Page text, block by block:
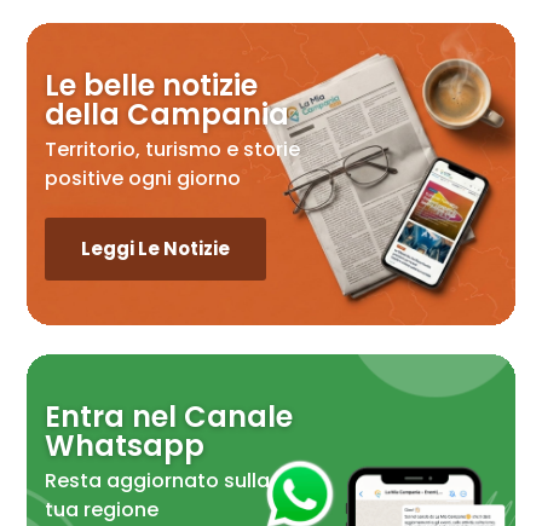
Le belle notizie
della Campania
Territorio, turismo e storie
positive ogni giorno
Leggi Le Notizie
Entra nel Canale
Whatsapp
Resta aggiornato sulla
tua regione